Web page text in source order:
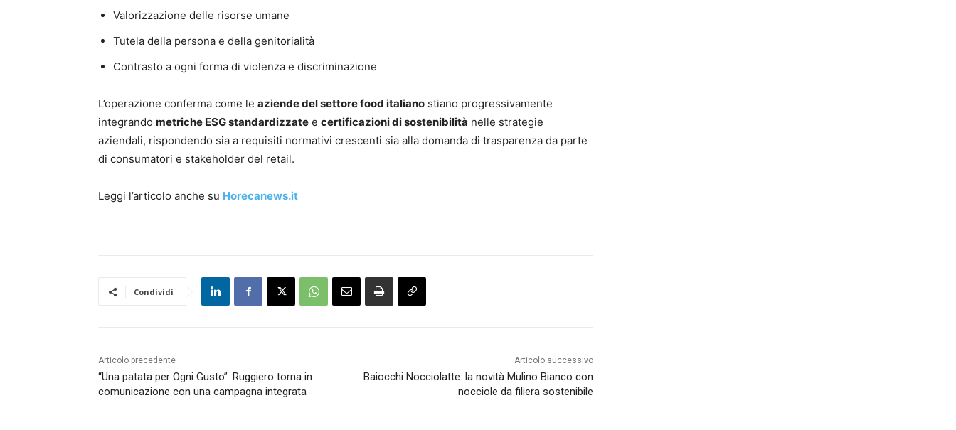
Valorizzazione delle risorse umane
Tutela della persona e della genitorialità
Contrasto a ogni forma di violenza e discriminazione
L’operazione conferma come le aziende del settore food italiano stiano progressivamente
integrando metriche ESG standardizzate e certificazioni di sostenibilità nelle strategie
aziendali, rispondendo sia a requisiti normativi crescenti sia alla domanda di trasparenza da parte
di consumatori e stakeholder del retail.
Leggi l’articolo anche su Horecanews.it
Condividi
Articolo precedente
“Una patata per Ogni Gusto”: Ruggiero torna in
comunicazione con una campagna integrata
Articolo successivo
Baiocchi Nocciolatte: la novità Mulino Bianco con
nocciole da filiera sostenibile